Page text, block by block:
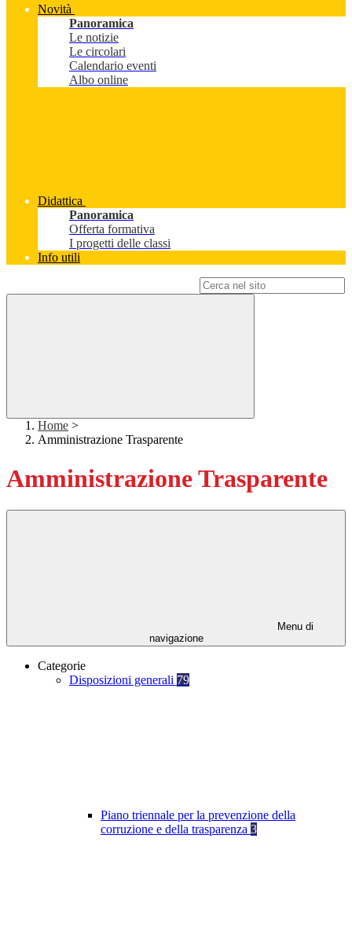
Novità
Panoramica
Le notizie
Le circolari
Calendario eventi
Albo online
Didattica
Panoramica
Offerta formativa
I progetti delle classi
Info utili
Home >
Amministrazione Trasparente
Amministrazione Trasparente
Menu di
navigazione
Categorie
Disposizioni generali 79
Piano triennale per la prevenzione della
corruzione e della trasparenza 3